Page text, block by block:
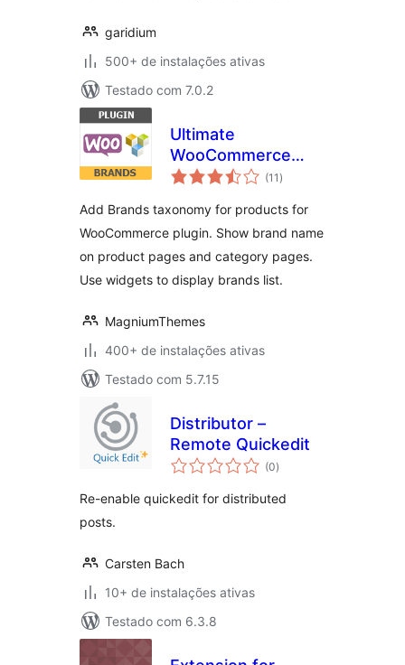
garidium
500+ de instalações ativas
Testado com 7.0.2
Ultimate
WooCommerce
Brands
(11 total
de
)
Add Brands taxonomy for products for
WooCommerce plugin. Show brand name
on product pages and category pages.
Use widgets to display brands list.
MagniumThemes
400+ de instalações ativas
Testado com 5.7.15
Distributor –
Remote Quickedit
(0total
de
)
Re-enable quickedit for distributed
posts.
Carsten Bach
10+ de instalações ativas
Testado com 6.3.8